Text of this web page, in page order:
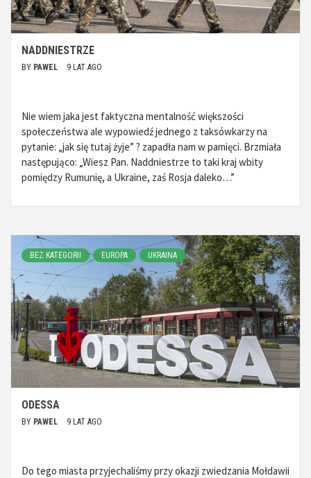
NADDNIESTRZE
BY PAWEL 9 LAT AGO
Nie wiem jaka jest faktyczna mentalność większości
społeczeństwa ale wypowiedź jednego z taksówkarzy na
pytanie: „jak się tutaj żyje” ? zapadła nam w pamięci. Brzmiała
następująco: „Wiesz Pan. Naddniestrze to taki kraj wbity
pomiędzy Rumunię, a Ukraine, zaś Rosja daleko…”
BEZ KATEGORII EUROPA UKRAINA
ODESSA
BY PAWEL 9 LAT AGO
Do tego miasta przyjechaliśmy przy okazji zwiedzania Mołdawii